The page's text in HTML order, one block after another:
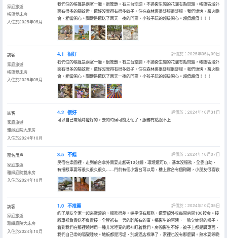
家庭旅遊
帳篷雙床房
入住於2025年05月
我們住的帳篷是兩室一廳，很驚艷。有三台空調。不過衞生間的花灑有點問題，帳篷區域外
面有很多的驅蚊燈，還好沒覺得有很多蚊子。住在森林裏很舒服很舒服，我們燒烤，篝火晚
會，相當開心。關鍵是還送了兩天一夜的門票，小孩子玩的超級開心。超值超值！！！
訪客
家庭旅遊
帳篷雙床房
入住於2025年05月
4.1 很好
評價於：2025年05月09日
我們住的帳篷是兩室一廳，很驚艷。有三台空調。不過衞生間的花灑有點問題，帳篷區域外
面有很多的驅蚊燈，還好沒覺得有很多蚊子。住在森林裏很舒服很舒服，我們燒烤，篝火晚
會，相當開心。關鍵是還送了兩天一夜的門票，小孩子玩的超級開心。超值超值！！！
訪客
家庭旅遊
雅緻庭院大床房
入住於2024年10月
4.2 很好
評價於：2024年10月31日
可以自己帶燒烤蠻好的，去的時候可能太忙了，服務有點跟不上
匿名用戶
家庭旅遊
雅緻庭院雙床房
入住於2024年10月
3.5 不錯
評價於：2024年10月07日
民宿在樂園裡，走到前台拿外賣要走起碼10分鐘，環境還可以，基本沒服務，全靠自助，
有接駁車要等很久很久很久……門前有個小露台可以用，樓上露台有個鞦韆，小朋友很喜歡
訪客
家庭旅遊
雅緻庭院大床房
入住於2024年10月
1.0 不推薦
評價於：2024年10月05日
約了朋友全家一起來露營的，服務很差。幾乎沒有服務，還要額外收每間房間100按金。接
駁車衹負責送不負責接，全程衹有一男的幹所有的事。搞衞生的阿姨，一臉欠她錢的樣子，
看到我們在那裡燒烤用一種非常唾棄的眼神盯着我們。房間衞生不好，被子上都是臟東西，
我們自己帶的隔臟睡袋。地板都是污垢，別説酒店標準了，家裡也沒有那麼臟。熱水要等晚